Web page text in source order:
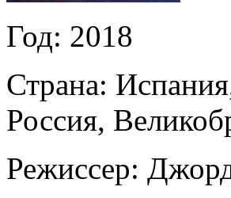
Год: 2018
Страна:
Россия,
Режиссер: